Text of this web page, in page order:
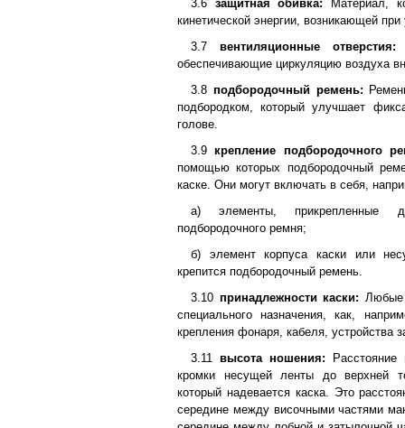
3.6 защитная обивка: Материал,
кинетической энергии, возникающей при
3.7 вентиляционные отверстия:
обеспечивающие циркуляцию воздуха
3.8 подбородочный ремень:
подбородком, который улучшает
голове.
3.9крепление подбородочного
помощью которых подбородочный
каске. Они могут включать в себя,
а) элементы, прикрепленные
подбородочного ремня;
б) элемент корпуса каски или
крепится подбородочный ремень.
3.10 принадлежности каски: Любые
специального назначения, как,
крепления фонаря, кабеля, устройства
3.11 высота ношения:
кромки несущей ленты до верхней
который надевается каска. Это
середине между височными частями